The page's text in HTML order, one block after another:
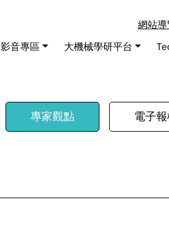
網站導
影音專區 大機械學研平台
專家觀點 電子